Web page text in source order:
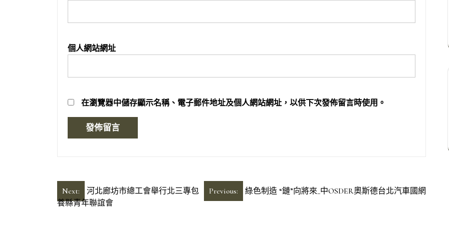
個人網站網址
在瀏覽器中儲存顯示名稱、電子郵件地址及個人網站網址，以供下次發佈留言時使用。
文
章
Previous: 綠色制造 “鏈”向將來_中OSDER奧斯德台北汽車國網
Next:
河北廊坊市總工會舉行北三專包
養縣青年聯誼會